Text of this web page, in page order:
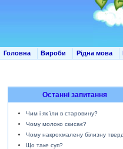
Головна Вироби Рідна мова
Останні запитання
Чим і як їли в старовину?
Чому молоко скисає?
Чому накрохмалену білизну
Що таке суп?